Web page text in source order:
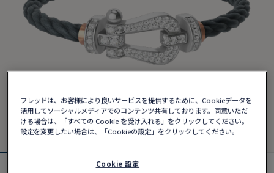
フレッドは、お客様により良いサービスを提供するために、Cookieデータを
活用してソーシャルメディアでのコンテンツ共有しております。同意いただ
ける場合は、「すべての Cookie を受け入れる」をクリックしてください。
設定を変更したい場合は、「Cookieの設定」をクリックしてください。
Cookie 設定